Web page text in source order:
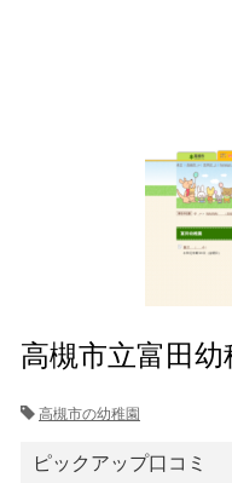
高槻市立富田幼
高槻市の幼稚園
ピックアップ口コミ